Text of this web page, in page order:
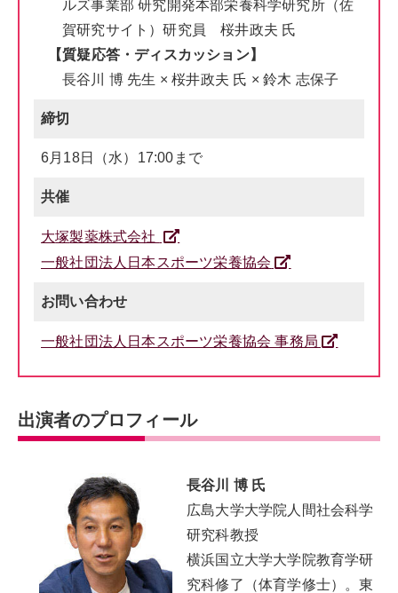
ルズ事業部 研究開発本部栄養科学研究所（佐
賀研究サイト）研究員 桜井政夫 氏
【質疑応答・ディスカッション】
長谷川 博 先生 × 桜井政夫 氏 × 鈴木 志保子
締切
6月18日（水）17:00まで
共催
大塚製薬株式会社
一般社団法人日本スポーツ栄養協会
お問い合わせ
一般社団法人日本スポーツ栄養協会 事務局
出演者のプロフィール
長谷川 博 氏
広島大学大学院人間社会科学
研究科教授
横浜国立大学大学院教育学研
究科修了（体育学修士）。東